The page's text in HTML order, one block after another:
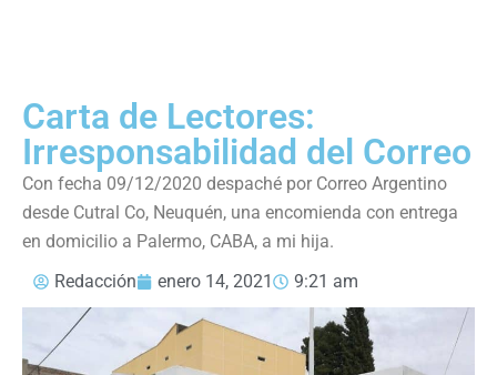
Carta de Lectores:
Irresponsabilidad del Correo
Con fecha 09/12/2020 despaché por Correo Argentino
desde Cutral Co, Neuquén, una encomienda con entrega
en domicilio a Palermo, CABA, a mi hija.
Redacción
enero 14, 2021 9:21 am